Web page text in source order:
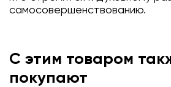
самосовершенствованию.
С этим товаром
покупают